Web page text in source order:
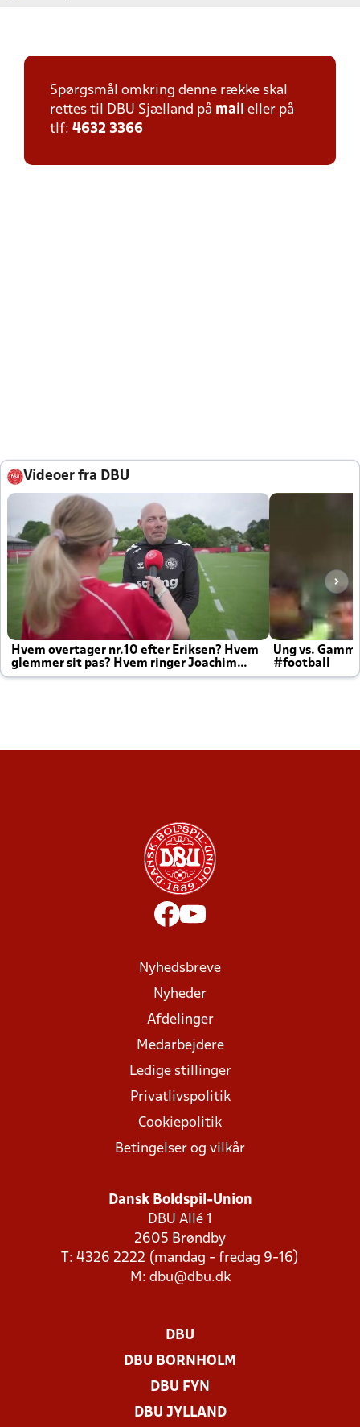
Spørgsmål omkring denne række skal
rettes til DBU Sjælland på mail eller på
tlf: 4632 3366
Videoer fra DBU
Hvem overtager nr.10 efter Eriksen? Hvem
glemmer sit pas? Hvem ringer Joachim
altid til efter kampe?
Ung vs.
#football
Nyhedsbreve
Nyheder
Afdelinger
Medarbejdere
Ledige stillinger
Privatlivspolitik
Cookiepolitik
Betingelser og vilkår
Dansk Boldspil-Union
DBU Allé 1
2605 Brøndby
T: 4326 2222 (mandag - fredag 9-16)
M: dbu@dbu.dk
DBU
DBU BORNHOLM
DBU FYN
DBU JYLLAND